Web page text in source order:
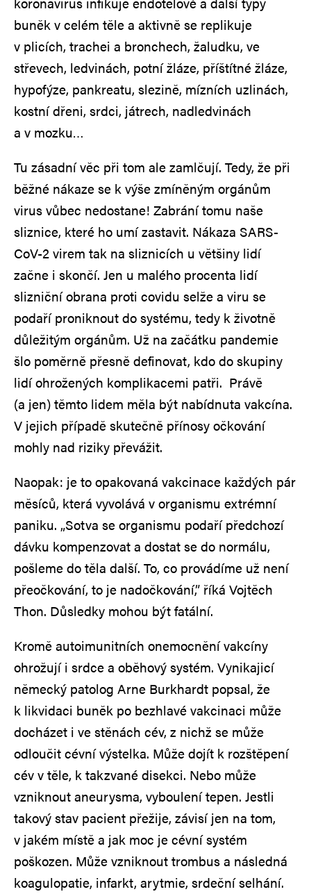
buněk v celém těle a aktivně se replikuje
v plicích, trachei a bronchech, žaludku, ve
střevech, ledvinách, potní žláze, příštítné žláze,
hypofýze, pankreatu, slezině, mízních uzlinách,
kostní dřeni, srdci, játrech, nadledvinách
a v mozku…
Tu zásadní věc při tom ale zamlčují. Tedy, že při
běžné nákaze se k výše zmíněným orgánům
virus vůbec nedostane! Zabrání tomu naše
sliznice, které ho umí zastavit. Nákaza SARS-
CoV-2 virem tak na sliznicích u většiny lidí
začne i skončí. Jen u malého procenta lidí
slizniční obrana proti covidu selže a viru se
podaří proniknout do systému, tedy k životně
důležitým orgánům. Už na začátku pandemie
šlo poměrně přesně definovat, kdo do skupiny
lidí ohrožených komplikacemi patři. Právě
(a jen) těmto lidem měla být nabídnuta vakcína.
V jejich případě skutečně přínosy očkování
mohly nad riziky převážit.
Naopak: je to opakovaná vakcinace každých pár
měsíců, která vyvolává v organismu extrémní
paniku. „Sotva se organismu podaří předchozí
dávku kompenzovat a dostat se do normálu,
pošleme do těla další. To, co provádíme už není
přeočkování, to je nadočkování,” říká Vojtěch
Thon. Důsledky mohou být fatální.
Kromě autoimunitních onemocnění vakcíny
ohrožují i srdce a oběhový systém. Vynikajicí
německý patolog Arne Burkhardt popsal, že
k likvidaci buněk po bezhlavé vakcinaci může
docházet i ve stěnách cév, z nichž se může
odloučit cévní výstelka. Může dojít k rozštěpení
cév v těle, k takzvané disekci. Nebo může
vzniknout aneurysma, vyboulení tepen. Jestli
takový stav pacient přežije, závisí jen na tom,
v jakém místě a jak moc je cévní systém
poškozen. Může vzniknout trombus a následná
koagulopatie, infarkt, arytmie, srdeční selhání.